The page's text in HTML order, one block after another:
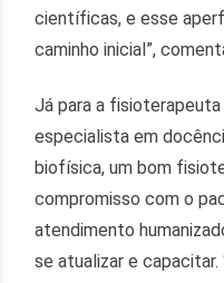
científicas, e esse
caminho inicial”,
Já para a fisioterapeuta
especialista em
biofísica, um bom
compromisso com o
atendimento
se atualizar e capacitar.